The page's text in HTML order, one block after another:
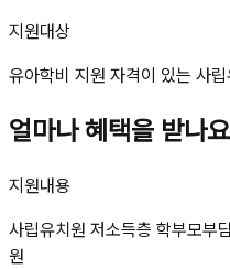
지원대상
유아학비 지원 자격이 있는 사
얼마나 혜택을 받나
지원내용
사립유치원 저소득층 학부모
원